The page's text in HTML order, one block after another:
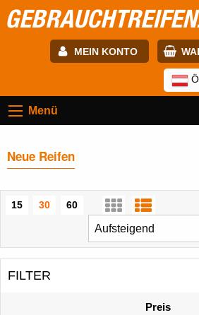
GEBRAUCHTREIFEN
MEIN KONTO
Passwort:
Menü
Neue Reifen
15 30
60
FILTER
Preis